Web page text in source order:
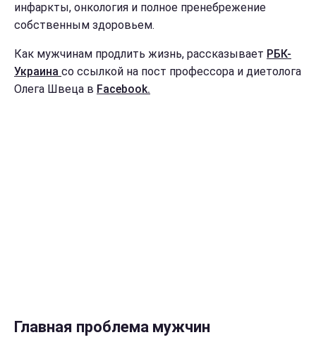
инфаркты, онкология и полное пренебрежение
собственным здоровьем.
Как мужчинам продлить жизнь, рассказывает РБК-
Украина со ссылкой на пост профессора и диетолога
Олега Швеца в Facebook.
Главная проблема мужчин